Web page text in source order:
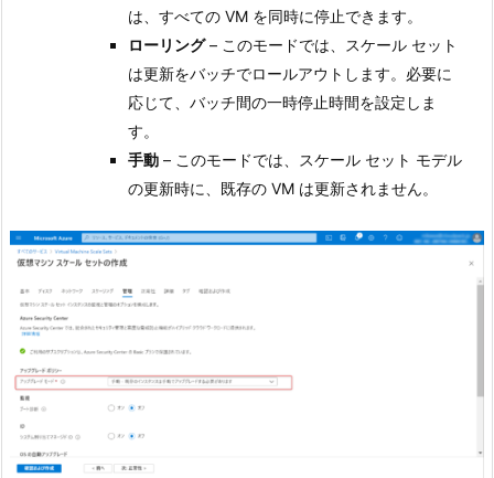
は、すべての VM を同時に停止できます。
ローリング– このモードでは、スケール セット
は更新をバッチでロールアウトします。必要に
応じて、バッチ間の一時停止時間を設定しま
す。
手動– このモードでは、スケール セット モデル
の更新時に、既存の VM は更新されません。